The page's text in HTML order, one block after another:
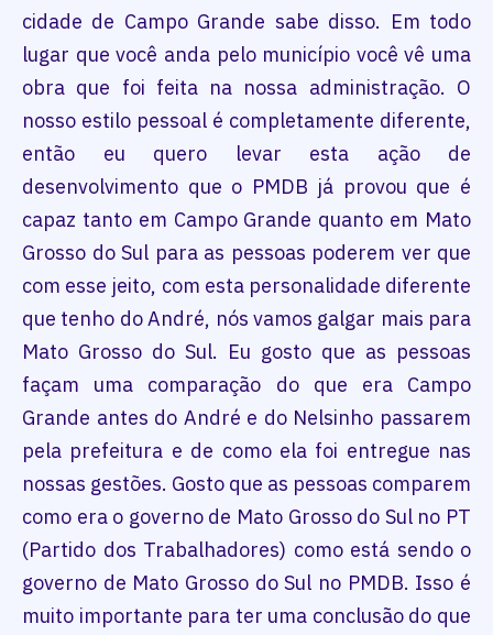
cidade de Campo Grande sabe disso. Em todo
lugar que você anda pelo município você vê uma
obra que foi feita na nossa administração. O
nosso estilo pessoal é completamente diferente,
então eu quero levar esta ação de
desenvolvimento que o PMDB já provou que é
capaz tanto em Campo Grande quanto em Mato
Grosso do Sul para as pessoas poderem ver que
com esse jeito, com esta personalidade diferente
que tenho do André, nós vamos galgar mais para
Mato Grosso do Sul. Eu gosto que as pessoas
façam uma comparação do que era Campo
Grande antes do André e do Nelsinho passarem
pela prefeitura e de como ela foi entregue nas
nossas gestões. Gosto que as pessoas comparem
como era o governo de Mato Grosso do Sul no PT
(Partido dos Trabalhadores) como está sendo o
governo de Mato Grosso do Sul no PMDB. Isso é
muito importante para ter uma conclusão do que